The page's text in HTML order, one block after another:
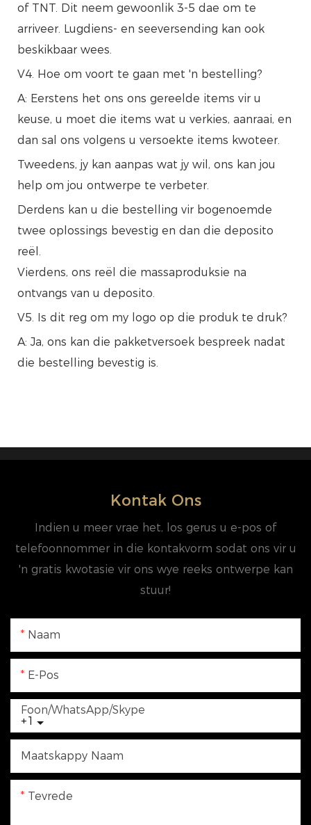
of TNT. Dit neem gewoonlik 3-5 dae om te
arriveer. Lugdiens- en seeversending kan ook
beskikbaar wees.
V4. Hoe om voort te gaan met 'n bestelling?
A: Eerstens het ons ons gereelde items vir u
keuse, u moet die items wat u verkies, aanraai, en
dan sal ons volgens u versoekte items kwoteer.
Tweedens, jy kan aanpas wat jy wil, ons kan jou
help om jou ontwerpe te verbeter.
Derdens kan u die bestelling vir bogenoemde
twee oplossings bevestig en dan die deposito
reël.
Vierdens, ons reël die massaproduksie na
ontvangs van u deposito.
V5. Is dit reg om my logo op die produk te druk?
A: Ja, ons kan die pakketversoek bespreek nadat
die bestelling bevestig is.
Kontak Ons
Indien u meer vrae het, los gerus u e-pos of
telefoonnommer in die kontakvorm sodat ons vir u
'n gratis kwotasie vir ons wye reeks ontwerpe kan
stuur!
Naam
E-Pos
+1
Foon/WhatsApp/Skype
Maatskappy Naam
Tevrede